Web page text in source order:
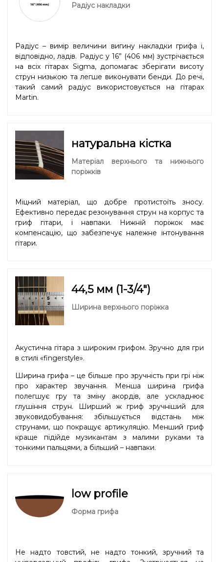
Радіус накладки
Радіус – вимір величини вигину накладки грифа і,
відповідно, ладів. Радіус у 16” (406 мм) зустрічається
на всіх гітарах Sigma, допомагає зберігати висоту
струн низькою та легше виконувати бенди. До речі,
такий самий радіус використовується на гітарах
Martin.
натуральна кістка
Матеріал верхнього та нижнього
поріжків
Міцний матеріал, що добре протистоїть зносу.
Ефективно передає резонування струн на корпус та
гриф гітари, і навпаки. Нижній поріжок має
компенсацію, що забезпечує належне інтонування
гітари.
44,5 мм (1-3/4″)
Ширина верхнього поріжка
Акустична гітара з широким грифом. Зручно для гри
в стилі «fingerstyle».
Ширина грифа – це більше про зручність при грі ніж
про характер звучання. Менша ширина грифа
полегшує гру та зміну акордів, але ускладнює
глушіння струн. Ширший ж гриф зручніший для
звуковидобування: збільшується відстань між
струнами, що покращує артикуляцію. Менший гриф
краще підійде музикантам з малими руками та
тонкими пальцями, а більший – навпаки.
low profile
Форма грифа
Не надто товстий, не надто тонкий, зручний та